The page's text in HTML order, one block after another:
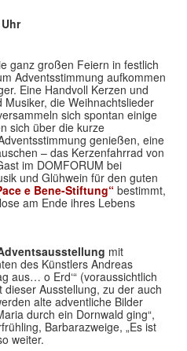
ganz großen Feiern in festlich
Adventsstimmung aufkommen
Eine Handvoll Kerzen und
die Weihnachtslieder
sich spontan einige
sich über die kurze
genießen, eine
– das Kerzenfahrrad von
im DOMFORUM bei
und Glühwein für den guten
e Bene-Stiftung“ bestimmt,
am Ende ihres Lebens
mit
des Künstlers Andreas
aus… o Erd‘“ (voraussichtlich
Ausstellung, zu der auch
alte adventliche Bilder
durch ein Dornwald ging“,
Barbarazweige, „Es ist
weiter.